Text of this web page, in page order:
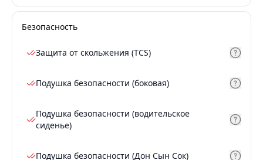
Безопасность
Защита от скольжения (TCS)
Подушка безопасности (боковая)
Подушка безопасности (водительское
сиденье)
Подушка безопасности (Дон Сын Сок)